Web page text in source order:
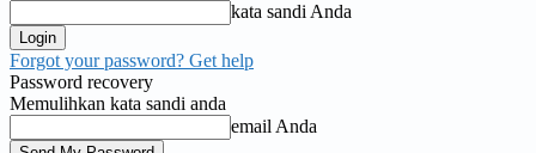
kata sandi Anda
Forgot your password? Get help
Password recovery
Memulihkan kata sandi anda
email Anda